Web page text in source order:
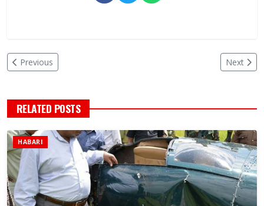
Previous Next
RELATED POSTS
HABARI